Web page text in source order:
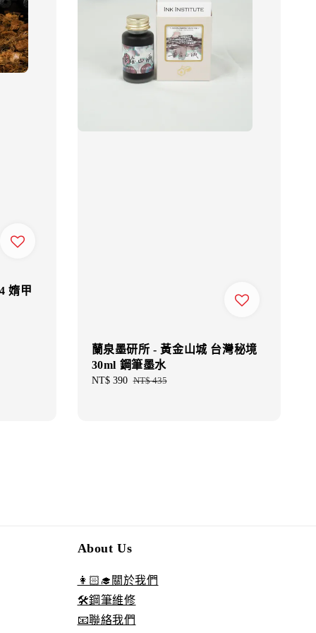
媠甲
蘭泉墨研所 - 黃金山城 台灣秘境
30ml 鋼筆墨水
Sale
NT$ 390 Regular
NT$ 435
About Us
👩🏻‍🎓關於我們
🛠️鋼筆維修
📧聯絡我們